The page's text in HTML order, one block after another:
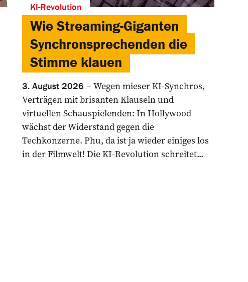
KI-Revolution
Wie Streaming-Giganten
Synchronsprechenden die
Stimme klauen
3. August 2026
Wegen mieser KI-Synchros,
Verträgen mit brisanten Klauseln und
virtuellen Schauspielenden: In Hollywood
wächst der Widerstand gegen die
Techkonzerne. Phu, da ist ja wieder einiges los
in der Filmwelt! Die KI-Revolution schreitet...